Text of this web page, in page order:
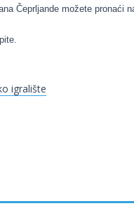
Čeprljande možete pronaći
igralište